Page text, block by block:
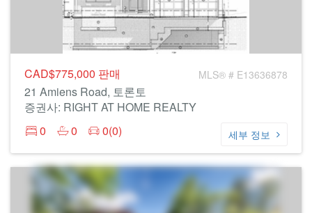
CAD$775,000 판매 MLS® # E13636878
21 Amiens Road, 토론토
증권사: RIGHT AT HOME REALTY
0
0 0(0) 세부 정보